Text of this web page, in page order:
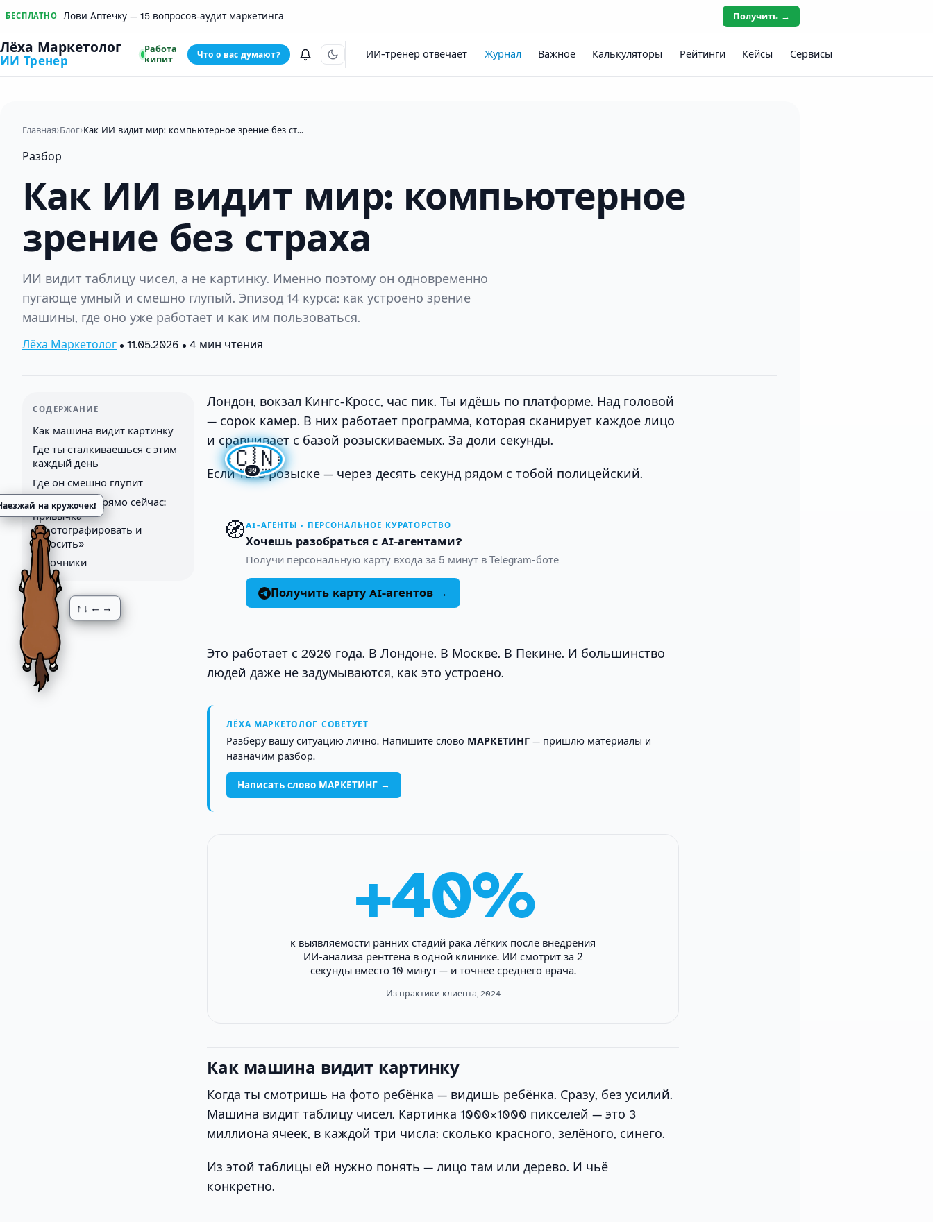
БЕСПЛАТНО Лови Аптечку — 15 вопросов-аудит маркетинга Получить →
Лёха Маркетолог
ИИ Тренер
Работа
кипит
Что о вас думают? ИИ-тренер отвечает Журнал Важное Калькуляторы Рейтинги Кейсы Сервисы
Главная›Блог› Как ИИ видит мир: компьютерное зрение без страха
Разбор
Как ИИ видит мир: компьютерное
зрение без страха
ИИ видит таблицу чисел, а не картинку. Именно поэтому он одновременно
пугающе умный и смешно глупый. Эпизод 14 курса: как устроено зрение
машины, где оно уже работает и как им пользоваться.
Лёха Маркетолог • 11.05.2026 • 4 мин чтения
СОДЕРЖАНИЕ
Как машина видит картинку
Где ты сталкиваешься с этим
каждый день
Где он смешно глупит
Что сделать прямо сейчас:
привычка
«сфотографировать и
спросить»
Источники
Лондон, вокзал Кингс-Кросс, час пик. Ты идёшь по платформе. Над головой
— сорок камер. В них работает программа, которая сканирует каждое лицо
и сравнивает с базой розыскиваемых. За доли секунды.
Если ты в розыске — через десять секунд рядом с тобой полицейский.
🧭AI-АГЕНТЫ · ПЕРСОНАЛЬНОЕ КУРАТОРСТВО
Хочешь разобраться с AI-агентами?
Получи персональную карту входа за 5 минут в Telegram-боте
Получить карту AI-агентов →
Это работает с 2020 года. В Лондоне. В Москве. В Пекине. И большинство
людей даже не задумываются, как это устроено.
ЛЁХА МАРКЕТОЛОГ СОВЕТУЕТ
Разберу вашу ситуацию лично. Напишите слово МАРКЕТИНГ — пришлю материалы и
назначим разбор.
Написать слово МАРКЕТИНГ →
+40%
к выявляемости ранних стадий рака лёгких после внедрения
ИИ-анализа рентгена в одной клинике. ИИ смотрит за 2
секунды вместо 10 минут — и точнее среднего врача.
Из практики клиента, 2024
Как машина видит картинку
Когда ты смотришь на фото ребёнка — видишь ребёнка. Сразу, без усилий.
Машина видит таблицу чисел. Картинка 1000×1000 пикселей — это 3
миллиона ячеек, в каждой три числа: сколько красного, зелёного, синего.
Из этой таблицы ей нужно понять — лицо там или дерево. И чьё
конкретно.
на кружочек!
↑↓←→
🇨🇳
30